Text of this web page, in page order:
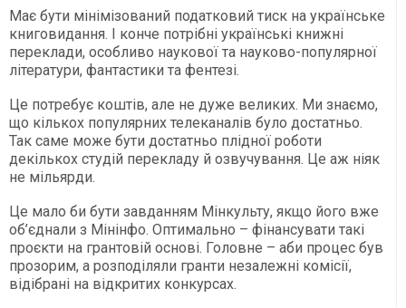
Має бути мінімізований податковий тиск на українське
книговидання. І конче потрібні українські книжні
переклади, особливо наукової та науково-популярної
літератури, фантастики та фентезі.
Це потребує коштів, але не дуже великих. Ми знаємо,
що кількох популярних телеканалів було достатньо.
Так саме може бути достатньо плідної роботи
декількох студій перекладу й озвучування. Це аж ніяк
не мільярди.
Це мало би бути завданням Мінкульту, якщо його вже
об’єднали з Мінінфо. Оптимально – фінансувати такі
проєкти на грантовій основі. Головне – аби процес був
прозорим, а розподіляли гранти незалежні комісії,
відібрані на відкритих конкурсах.